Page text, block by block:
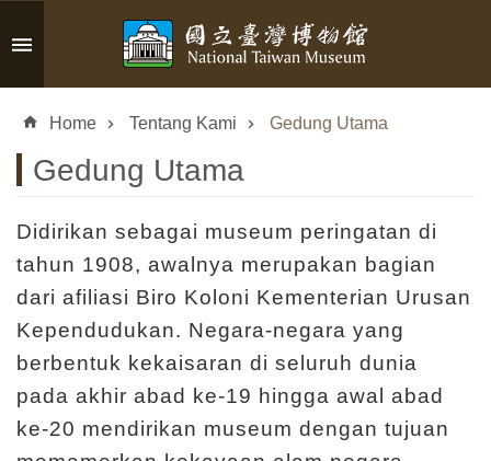
Skip to main content
v
n
c
e
S
e
a
h
Home Tentang Kami Gedung Utama
Gedung Utama
Didirikan sebagai museum peringatan di
tahun 1908, awalnya merupakan bagian
dari afiliasi Biro Koloni Kementerian Urusan
Kependudukan. Negara-negara yang
berbentuk kekaisaran di seluruh dunia
pada akhir abad ke-19 hingga awal abad
ke-20 mendirikan museum dengan tujuan